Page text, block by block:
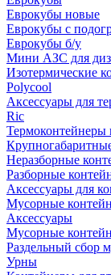
Еврокубы новые
Еврокубы с
Еврокубы б/у
Мини АЗС для
Изотермические
Polycool
Аксессуары для
Ric
Термоконтейнеры
Неразборные
Разборные
Аксессуары для
Мусорные
Аксессуары
Мусорные
Раздельный сбор
Урны